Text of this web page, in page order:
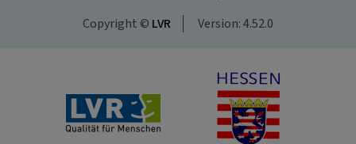
Copyright © LVR Version: 4.52.0